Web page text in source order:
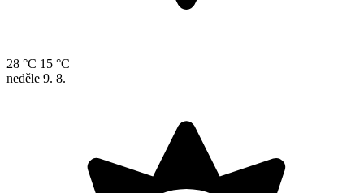
28 °C 15 °C
neděle 9. 8.